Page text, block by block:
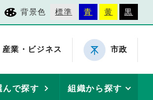
背景色 標準 青 黄 黒
産業・ビジネス 市政
んで探す 組織から探す